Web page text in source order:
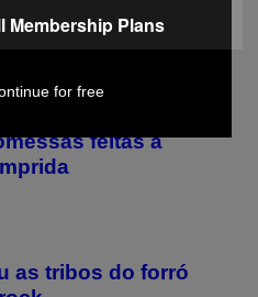
feitas à
as tribos do forró
Membership Plans
for free